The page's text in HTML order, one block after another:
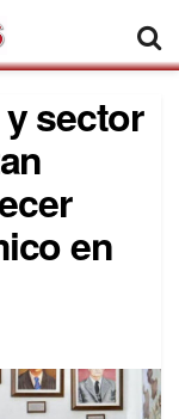
sector
en